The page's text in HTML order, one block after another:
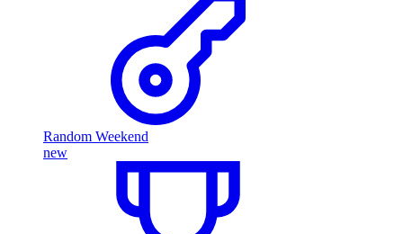
Random Weekend
new